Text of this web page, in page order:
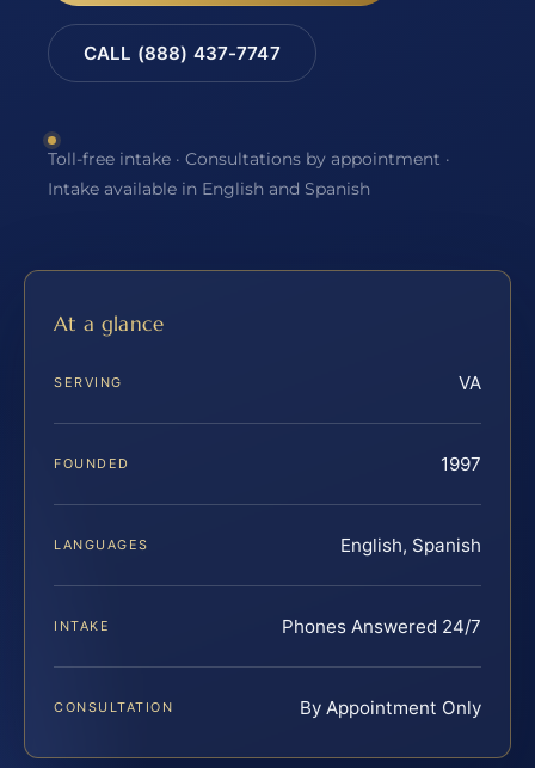
CALL (888) 437-7747
Toll-free intake · Consultations by appointment ·
Intake available in English and Spanish
At a glance
SERVING VA
FOUNDED 1997
LANGUAGES English, Spanish
INTAKE Phones Answered 24/7
CONSULTATION By Appointment Only